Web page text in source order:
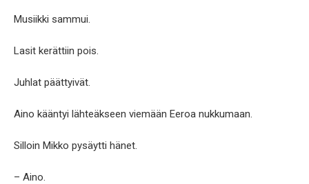
Musiikki sammui.
Lasit kerättiin pois.
Juhlat päättyivät.
Aino kääntyi lähteäkseen viemään Eeroa nukkumaan.
Silloin Mikko pysäytti hänet.
– Aino.